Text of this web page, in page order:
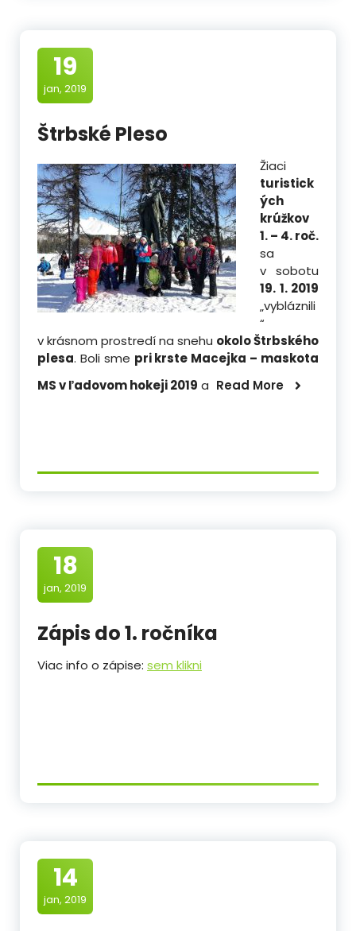
19
jan, 2019
Štrbské Pleso
Žiaci
turistick
ých
krúžkov
1. – 4. roč.
sa
v sobotu
19. 1. 2019
„vybláznili
“
v krásnom prostredí na snehu okolo Štrbského
plesa. Boli sme pri krste Macejka – maskota
MS v ľadovom hokeji 2019 a Read More
18
jan, 2019
Zápis do 1. ročníka
Viac info o zápise: sem klikni
14
jan, 2019